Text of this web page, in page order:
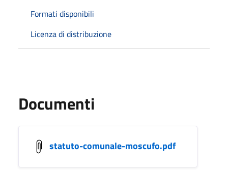
Formati disponibili
Licenza di distribuzione
Documenti
statuto-comunale-moscufo.pdf